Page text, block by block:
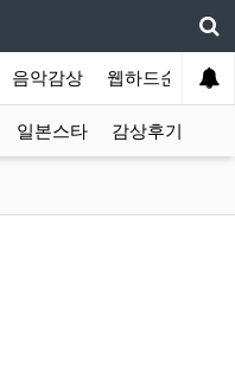
음악감상 웹하드순위
일본스타 감상후기